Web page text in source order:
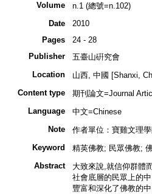
Volume
n.1 (總號=n.102)
Date
2010
Pages
24 - 28
Publisher
五臺山硏究會
Location
山西, 中國 [Shanxi,
Content type
期刊論文=Journal
Language
中文=Chinese
Note
作者單位：寶雞文理
Keyword
精英佛教; 民眾佛教;
Abstract
大致來說,就信仰群體
社會底層的民眾上的
豐富和深化了佛教的